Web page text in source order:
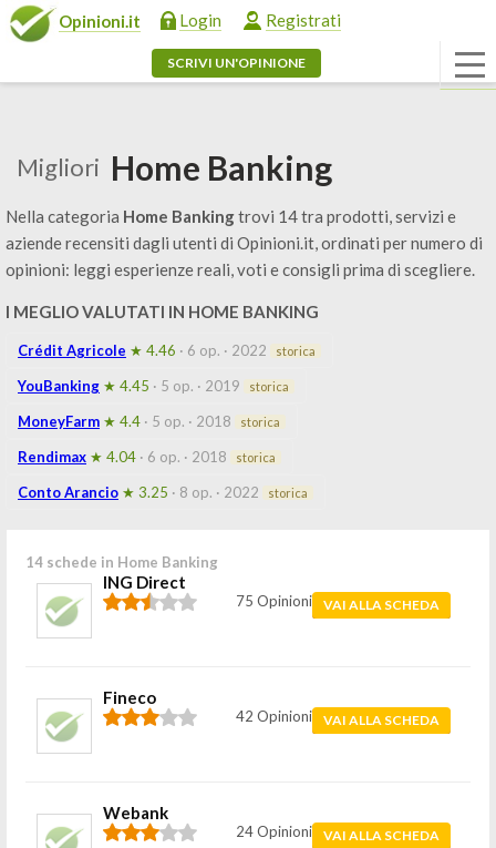
Opinioni.it Login Registrati
SCRIVI UN'OPINIONE
Migliori Home Banking
Nella categoria Home Bankingtrovi 14 tra prodotti, servizi e
aziende recensiti dagli utenti di Opinioni.it, ordinati per numero di
opinioni: leggi esperienze reali, voti e consigli prima di scegliere.
I MEGLIO VALUTATI IN HOME BANKING
Crédit Agricole ★ 4.46 · 6 op. · 2022 storica
YouBanking ★ 4.45 · 5 op. · 2019 storica
MoneyFarm ★ 4.4 · 5 op. · 2018 storica
Rendimax ★ 4.04 · 6 op. · 2018 storica
Conto Arancio ★ 3.25 · 8 op. · 2022 storica
14 schede in Home Banking
ING Direct
75 Opinioni VAI ALLA SCHEDA
Fineco
42 Opinioni VAI ALLA SCHEDA
Webank
24 Opinioni VAI ALLA SCHEDA